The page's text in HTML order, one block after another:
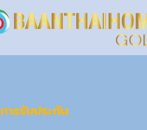
การรับประกัน